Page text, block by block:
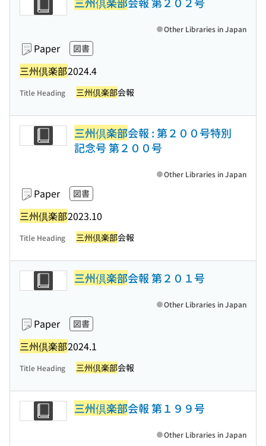
Paper 図書
三州倶楽部2024.4
Other Libraries in Japan
Title Heading 三州倶楽部会報
三州倶楽部会報 : 第２００号特別
記念号 第２００号
Paper 図書
三州倶楽部2023.10
Other Libraries in Japan
Title Heading 三州倶楽部会報
三州倶楽部会報 第２０１号
Paper 図書
三州倶楽部2024.1
Other Libraries in Japan
Title Heading 三州倶楽部会報
三州倶楽部会報 第１９９号
Other Libraries in Japan